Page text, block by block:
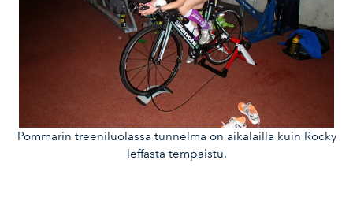
Pommarin treeniluolassa tunnelma on aikalailla kuin Rocky
leffasta tempaistu.